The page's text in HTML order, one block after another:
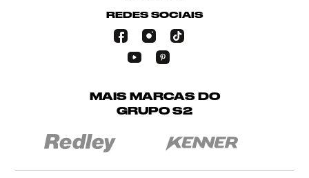
REDES SOCIAIS
MAIS MARCAS DO
GRUPO S2